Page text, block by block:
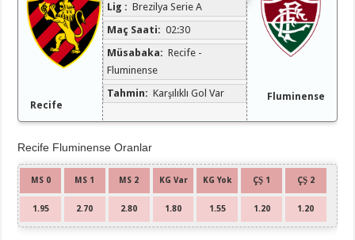
Recife
Lig : Brezilya Serie A
Maç Saati: 02:30
Müsabaka: Recife -
Fluminense
Tahmin: Karşılıklı Gol Var Fluminense
Recife Fluminense Oranlar
MS 0 MS 1 MS 2 KG Var KG Yok ÇŞ 1 ÇŞ 2
1.95 2.70 2.80 1.80 1.55 1.20 1.20